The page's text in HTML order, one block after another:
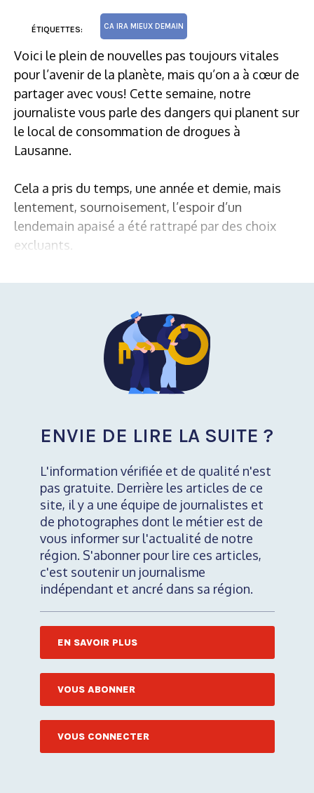
ÉTIQUETTES: CA IRA MIEUX DEMAIN
Voici le plein de nouvelles pas toujours vitales
pour l’avenir de la planète, mais qu’on a à cœur de
partager avec vous! Cette semaine, notre
journaliste vous parle des dangers qui planent sur
le local de consommation de drogues à
Lausanne.
Cela a pris du temps, une année et demie, mais
lentement, sournoisement, l’espoir d’un
lendemain apaisé a été rattrapé par des choix
excluants.
ENVIE DE LIRE LA SUITE ?
L'information vérifiée et de qualité n'est
pas gratuite. Derrière les articles de ce
site, il y a une équipe de journalistes et
de photographes dont le métier est de
vous informer sur l'actualité de notre
région. S'abonner pour lire ces articles,
c'est soutenir un journalisme
indépendant et ancré dans sa région.
EN SAVOIR PLUS
VOUS ABONNER
VOUS CONNECTER